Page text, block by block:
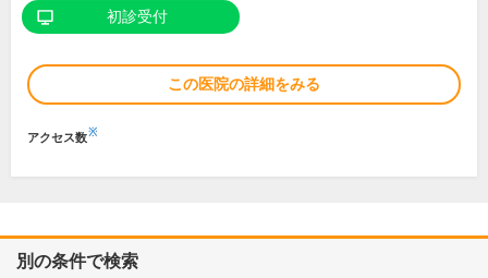
初診受付
この医院の詳細をみる
アクセス数※
別の条件で検索